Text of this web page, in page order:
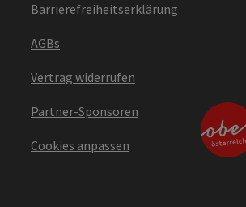
Barrierefreiheitserklärung
AGBs
Vertrag widerrufen
Partner-Sponsoren
Cookies anpassen